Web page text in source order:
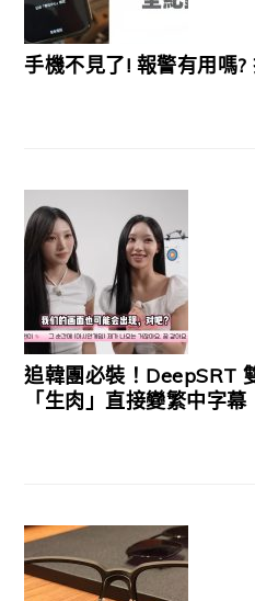
手機不見了! 報警有用嗎
追韓團必裝！DeepSRT
「生肉」直接變繁中字幕